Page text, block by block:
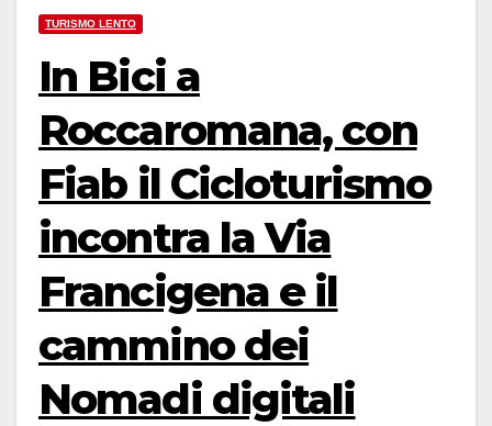
TURISMO LENTO
In Bici a
Roccaromana, con
Fiab il Cicloturismo
incontra la Via
Francigena e il
cammino dei
Nomadi digitali